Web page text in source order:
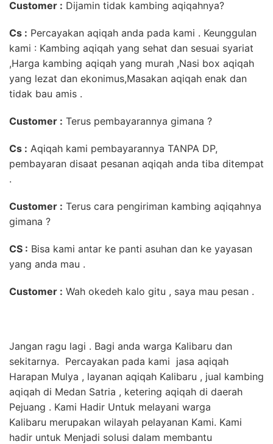
Customer : Dijamin tidak kambing aqiqahnya?
Cs : Percayakan aqiqah anda pada kami . Keunggulan
kami : Kambing aqiqah yang sehat dan sesuai syariat
,Harga kambing aqiqah yang murah ,Nasi box aqiqah
yang lezat dan ekonimus,Masakan aqiqah enak dan
tidak bau amis .
Customer : Terus pembayarannya gimana ?
Cs : Aqiqah kami pembayarannya TANPA DP,
pembayaran disaat pesanan aqiqah anda tiba ditempat
.
Customer : Terus cara pengiriman kambing aqiqahnya
gimana ?
CS : Bisa kami antar ke panti asuhan dan ke yayasan
yang anda mau .
Customer : Wah okedeh kalo gitu , saya mau pesan .
Jangan ragu lagi . Bagi anda warga Kalibaru dan
sekitarnya. Percayakan pada kami jasa aqiqah
Harapan Mulya , layanan aqiqah Kalibaru , jual kambing
aqiqah di Medan Satria , ketering aqiqah di daerah
Pejuang . Kami Hadir Untuk melayani warga
Kalibaru merupakan wilayah pelayanan Kami. Kami
hadir untuk Menjadi solusi dalam membantu